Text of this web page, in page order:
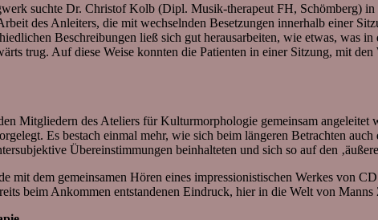
suchte Dr. Christof Kolb (Dipl. Musik-therapeut FH, Schömberg)
des Anleiters, die mit wechselnden Besetzungen innerhalb einer
Beschreibungen ließ sich gut herausarbeiten, wie etwas, was
trug. Auf diese Weise konnten die Patienten in einer Sitzung, mit
Mitgliedern des Ateliers für Kulturmorphologie gemeinsam
Es bestach einmal mehr, wie sich beim längeren Betrachten
Übereinstimmungen beinhalteten und sich so auf den
mit dem gemeinsamen Hören eines impressionistischen Werkes von
beim Ankommen entstandenen Eindruck, hier in die Welt von